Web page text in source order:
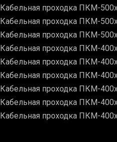
Кабельная проходка ПКМ-
Кабельная проходка ПКМ-
Кабельная проходка ПКМ-
Кабельная проходка ПКМ-
Кабельная проходка ПКМ-
Кабельная проходка ПКМ-
Кабельная проходка ПКМ-
Кабельная проходка ПКМ-
Кабельная проходка ПКМ-